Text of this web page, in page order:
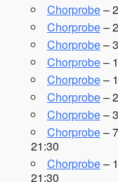
Chorprobe–
Chorprobe–
Chorprobe–
Chorprobe–
Chorprobe–
Chorprobe–
Chorprobe–
Chorprobe–
21:30
Chorprobe–
21:30